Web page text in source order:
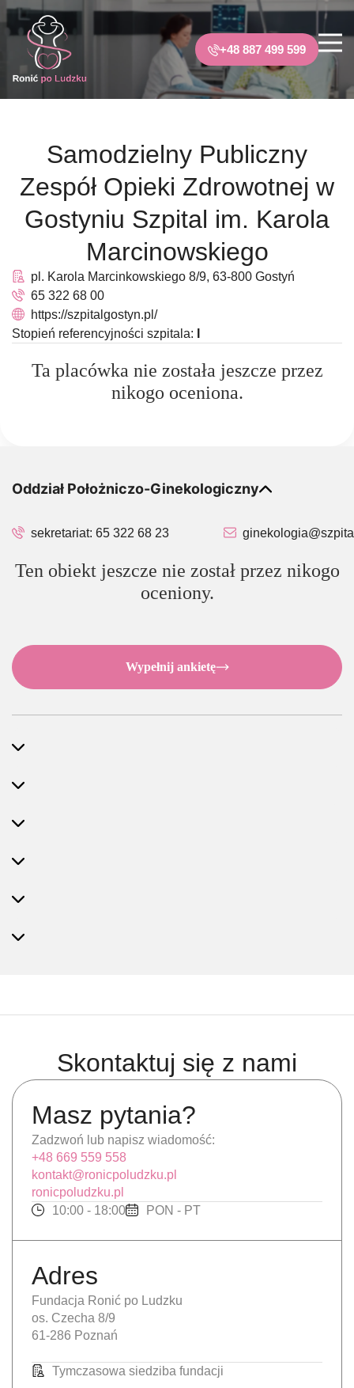
+48 887 499 599
Samodzielny Publiczny
Zespół Opieki Zdrowotnej w
Gostyniu Szpital im. Karola
Marcinowskiego
pl. Karola Marcinkowskiego 8/9, 63-800 Gostyń
65 322 68 00
https://szpitalgostyn.pl/
Stopień referencyjności szpitala:
Ta placówka nie została jeszcze przez
nikogo oceniona.
Oddział Położniczo-Ginekologiczny
sekretariat: 65 322 68 23
Ten obiekt jeszcze nie został przez nikogo
oceniony.
Wypełnij ankietę
Skontaktuj się z nami
Masz pytania?
Zadzwoń lub napisz wiadomość:
+48 669 559 558
kontakt@ronicpoludzku.pl
ronicpoludzku.pl
10:00 - 18:00
PON - PT
Adres
Fundacja Ronić po Ludzku
os. Czecha 8/9
61-286 Poznań
Tymczasowa siedziba fundacji